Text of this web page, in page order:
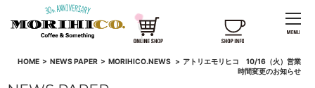
HOME> NEWS PAPER> MORIHICO.NEWS > アトリエモリヒコ 10/16（火）営業
時間変更のお知らせ